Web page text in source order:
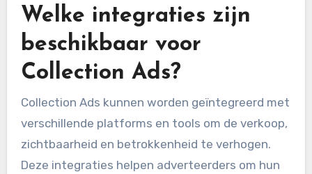
Welke integraties zijn
beschikbaar voor
Collection Ads?
Collection Ads kunnen worden geïntegreerd met
verschillende platforms en tools om de verkoop,
zichtbaarheid en betrokkenheid te verhogen.
Deze integraties helpen adverteerders om hun